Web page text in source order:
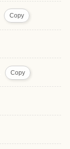
Copy
Copy